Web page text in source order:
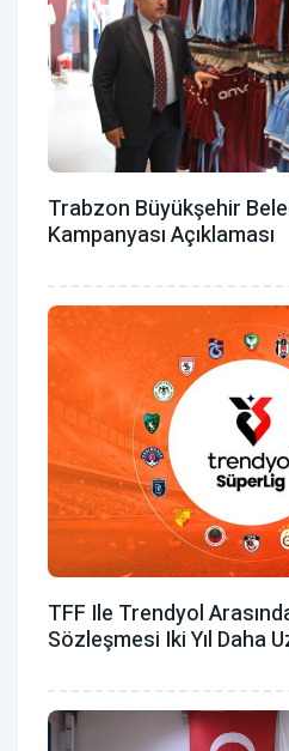
Trabzon Büyükşehir
Kampanyası Açıklaması
TFF Ile Trendyol
Sözleşmesi Iki Yıl Daha